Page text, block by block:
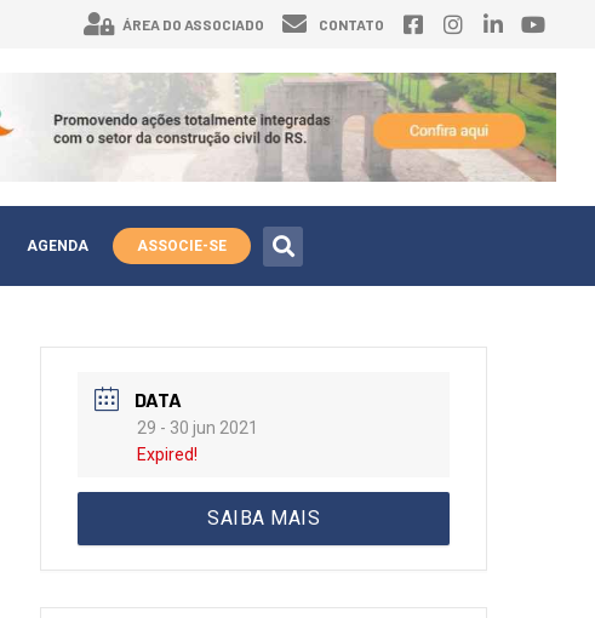
ÁREA DO ASSOCIADO CONTATO
AGENDA ASSOCIE-SE
DATA
29 - 30 jun 2021
Expired!
SAIBA MAIS